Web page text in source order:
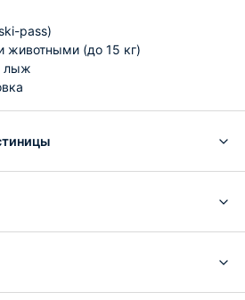
pass)
(до 15 кг)
лыж